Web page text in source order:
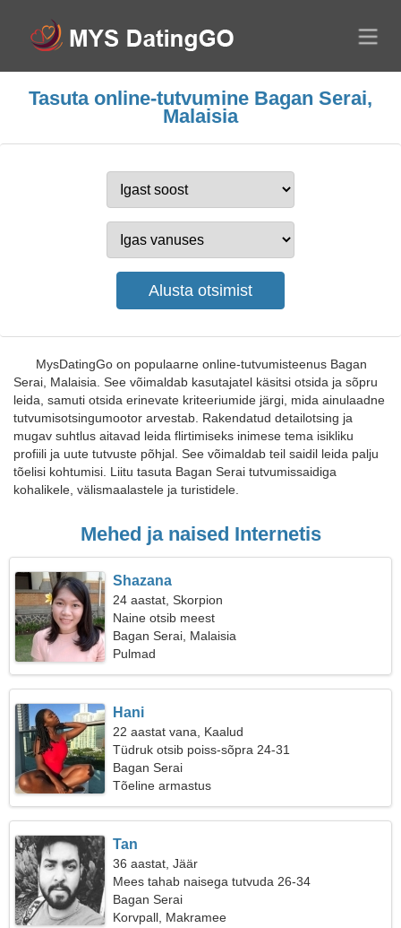
Tasuta online-tutvumine Bagan Serai,
Malaisia
MysDatingGo on populaarne online-tutvumisteenus Bagan
Serai, Malaisia. See võimaldab kasutajatel käsitsi otsida ja sõpru
leida, samuti otsida erinevate kriteeriumide järgi, mida ainulaadne
tutvumisotsingumootor arvestab. Rakendatud detailotsing ja
mugav suhtlus aitavad leida flirtimiseks inimese tema isikliku
profiili ja uute tutvuste põhjal. See võimaldab teil saidil leida palju
tõelisi kohtumisi. Liitu tasuta Bagan Serai tutvumissaidiga
kohalikele, välismaalastele ja turistidele.
Mehed ja naised Internetis
Shazana
24 aastat, Skorpion
Naine otsib meest
Bagan Serai, Malaisia
Pulmad
Hani
22 aastat vana, Kaalud
Tüdruk otsib poiss-sõpra 24-31
Bagan Serai
Tõeline armastus
Tan
36 aastat, Jäär
Mees tahab naisega tutvuda 26-34
Bagan Serai
Korvpall, Makramee